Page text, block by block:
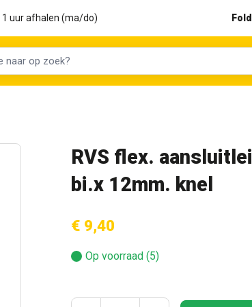
1 uur afhalen (ma/do)
RVS flex.
bi.x 12mm. knel
€ 9,40
Op voorraad (5)